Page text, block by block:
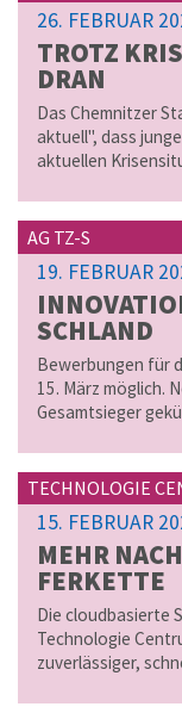
26. FEBRUAR
TROTZ
DRAN
Das Chemnitzer
aktuell", dass
aktuellen
AG TZ-S
19. FEBRUAR
SCH­LAND
Bewerbungen für
15. März möglich.
Gesamtsieger
TECHNOLOGIE
15. FEBRUAR
MEHR
FER­KET­TE
Die cloudbasierte
Technologie
zuverlässiger,